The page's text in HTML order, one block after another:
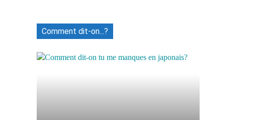
Comment dit-on...?